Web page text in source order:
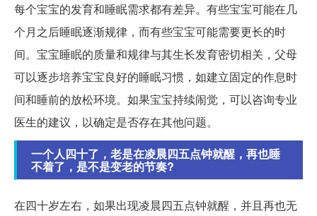
每个宝宝的发育和睡眠需求都有差异。有些宝宝可能在几
个月之后睡眠逐渐规律，而有些宝宝可能需要更长的时
间。宝宝睡眠的质量和规律与其生长发育密切相关，父母
可以逐步培养宝宝良好的睡眠习惯，如建立固定的作息时
间和睡前的放松环境。如果宝宝持续闹觉，可以咨询专业
医生的建议，以确定是否存在其他问题。
一个人四十了，老是在凌晨四五点钟就醒，再也睡
不着了，是不是变老的节奏?
在四十岁左右，如果出现凌晨四五点钟就醒，并且再也无